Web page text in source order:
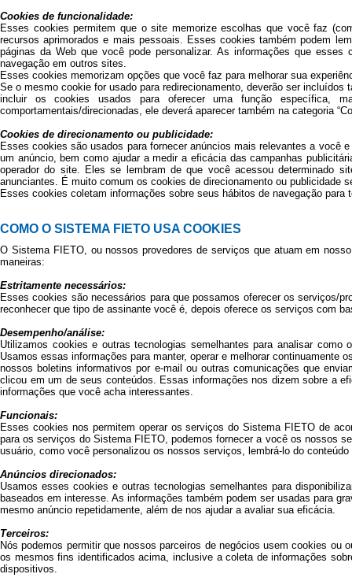
Cookies de funcionalidade:
Esses cookies permitem que o site memorize escolhas que você faz
recursos aprimorados e mais pessoais. Esses cookies também podem
páginas da Web que você pode personalizar. As informações que
navegação em outros sites.
Esses cookies memorizam opções que você faz para melhorar sua
Se o mesmo cookie for usado para redirecionamento, deverão ser incluídos
incluir os cookies usados para oferecer uma função específica,
comportamentais/direcionadas, ele deverá aparecer também na categoria
Cookies de direcionamento ou publicidade:
Esses cookies são usados para fornecer anúncios mais relevantes a você
um anúncio, bem como ajudar a medir a eficácia das campanhas
operador do site. Eles se lembram de que você acessou determinado
anunciantes. É muito comum os cookies de direcionamento ou publicidade
Esses cookies coletam informações sobre seus hábitos de navegação
COMO O SISTEMA FIETO USA COOKIES
O Sistema FIETO, ou nossos provedores de serviços que atuam em
maneiras:
Estritamente necessários:
Esses cookies são necessários para que possamos oferecer os serviços/
reconhecer que tipo de assinante você é, depois oferece os serviços com
Desempenho/análise:
Utilizamos cookies e outras tecnologias semelhantes para analisar
Usamos essas informações para manter, operar e melhorar
nossos boletins informativos por e-mail ou outras comunicações que
clicou em um de seus conteúdos. Essas informações nos dizem sobre a
informações que você acha interessantes.
Funcionais:
Esses cookies nos permitem operar os serviços do Sistema FIETO de
para os serviços do Sistema FIETO, podemos fornecer a você os nossos
usuário, como você personalizou os nossos serviços, lembrá-lo do
Anúncios direcionados:
Usamos esses cookies e outras tecnologias semelhantes para
baseados em interesse. As informações também podem ser usadas para
mesmo anúncio repetidamente, além de nos ajudar a avaliar sua eficácia.
Terceiros:
Nós podemos permitir que nossos parceiros de negócios usem cookies
os mesmos fins identificados acima, inclusive a coleta de informações
dispositivos.